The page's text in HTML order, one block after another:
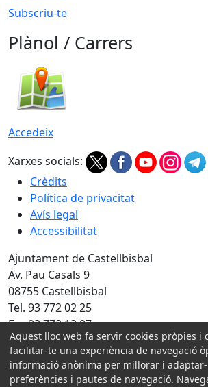
Subscriu-te
Plànol / Carrers
Accedeix
Xarxes socials:
Crèdits
Política de privacitat
Avís legal
Accessibilitat
Ajuntament de Castellbisbal
Av. Pau Casals 9
08755 Castellbisbal
Tel. 93 772 02 25
Fax 93 772 13 07
Amb la col·laboració de:
Aquest lloc web fa servir cookies pròpies i
facilitar-te una experiència de navegació
informació anònima per millorar i adaptar-
preferències i pautes de navegació.